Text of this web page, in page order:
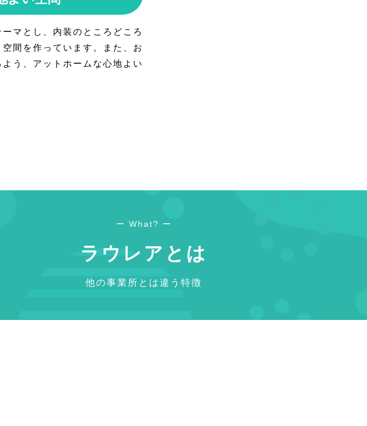
マとし、内装のところどころ
間を作っています。また、お
う、アットホームな心地よい
ー What? ー
ラウレアとは
他の事業所とは違う特徴